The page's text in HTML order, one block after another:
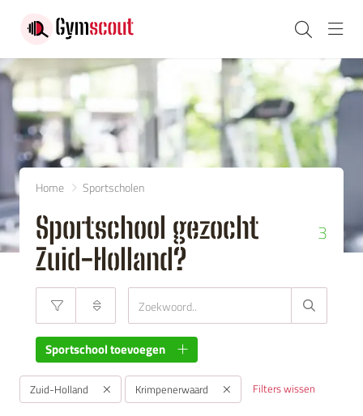
Home Sportscholen
Sportschool gezocht
Zuid-Holland?
3
Sportschool toevoegen
Zuid-Holland Krimpenerwaard Filters wissen